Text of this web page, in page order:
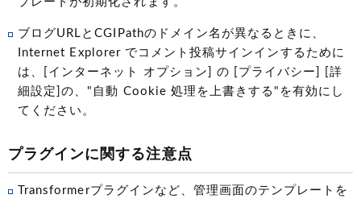
ブログURLとCGIPathのドメイン名が異なるときに、
Internet Explorer でコメント投稿サインインするために
は、[インターネット オプション] の [プライバシー] [詳
細設定]の、"自動 Cookie 処理を上書きする"を有効にし
てください。
プラグインに関する注意点
Transformerプラグインなど、管理画面のテンプレートを